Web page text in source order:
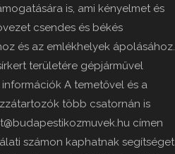
is, ami kényelmet és
csendes és békés
és az emlékhelyek ápolásához.
területére gépjárművel
A temetővel és a
több csatornán is
címen
számon kaphatnak segítséget